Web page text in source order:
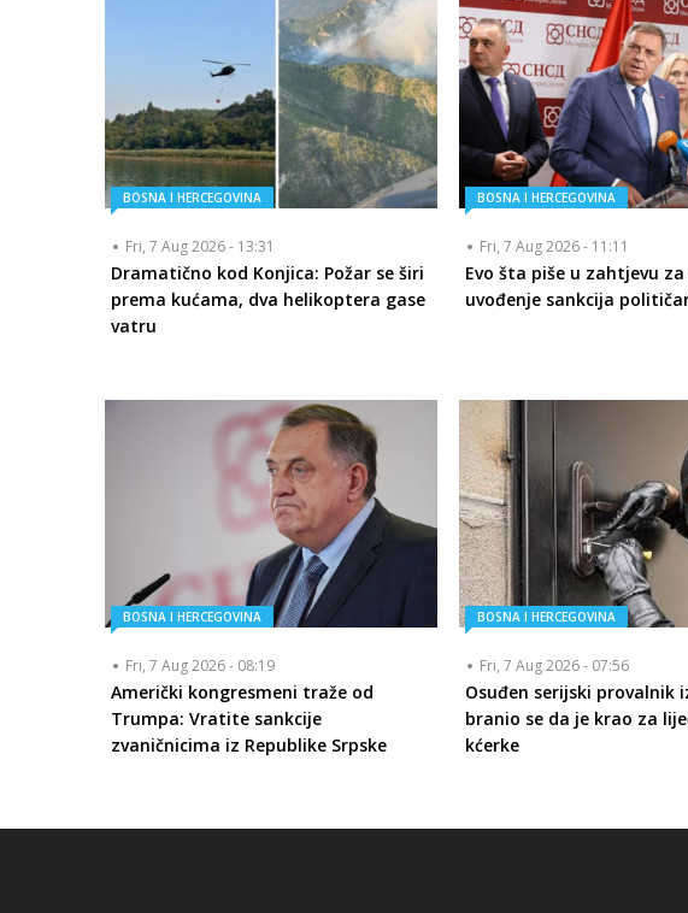
BOSNA I HERCEGOVINA
Fri, 7 Aug 2026 - 13:31
Dramatično kod Konjica: Požar se širi
prema kućama, dva helikoptera gase
vatru
BOSNA I HERCEGOVINA
Fri, 7 Aug 2026 - 11:11
Evo šta piše u zahtjevu
uvođenje sankcija
BOSNA I HERCEGOVINA
Fri, 7 Aug 2026 - 08:19
Američki kongresmeni traže od
Trumpa: Vratite sankcije
zvaničnicima iz Republike Srpske
BOSNA I HERCEGOVINA
Fri, 7 Aug 2026 - 07:56
Osuđen serijski provalnik
branio se da je krao za
kćerke